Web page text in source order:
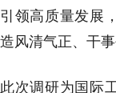
引领高质量发展
造风清气正、干
此次调研为国际